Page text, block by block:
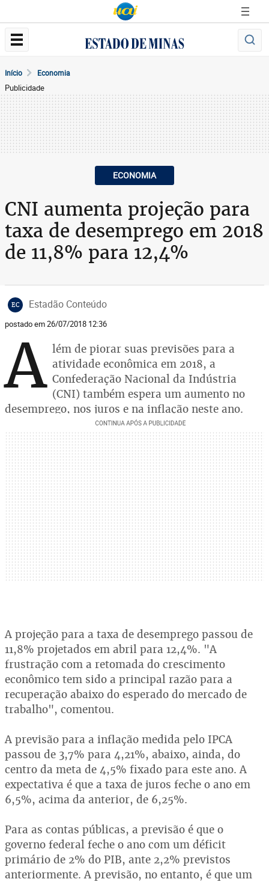
Início Economia
Publicidade
ECONOMIA
CNI aumenta projeção para
taxa de desemprego em 2018
de 11,8% para 12,4%
EC Estadão Conteúdo
postado em 26/07/2018 12:36
A lém de piorar suas previsões para a
atividade econômica em 2018, a
Confederação Nacional da Indústria
(CNI) também espera um aumento no
desemprego, nos juros e na inflação neste ano.
A projeção para a taxa de desemprego passou de
11,8% projetados em abril para 12,4%. "A
frustração com a retomada do crescimento
econômico tem sido a principal razão para a
recuperação abaixo do esperado do mercado de
trabalho", comentou.
A previsão para a inflação medida pelo IPCA
passou de 3,7% para 4,21%, abaixo, ainda, do
centro da meta de 4,5% fixado para este ano. A
expectativa é que a taxa de juros feche o ano em
6,5%, acima da anterior, de 6,25%.
Para as contas públicas, a previsão é que o
governo federal feche o ano com um déficit
primário de 2% do PIB, ante 2,2% previstos
anteriormente. A previsão, no entanto, é que um